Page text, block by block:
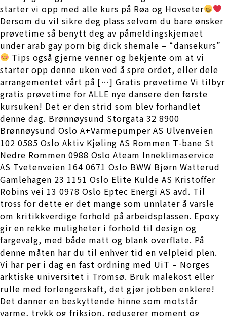
starter vi opp med alle kurs på Røa og Hovseter
Dersom du vil sikre deg plass selvom du bare ønsker
prøvetime så benytt deg av påmeldingskjemaet
under arab gay porn big dick shemale – “dansekurs”
Tips også gjerne venner og bekjente om at vi
starter opp denne uken ved å spre ordet, eller dele
arrangementet vårt på […] Gratis prøvetime Vi tilbyr
gratis prøvetime for ALLE nye dansere den første
kursuken! Det er den strid som blev forhandlet
denne dag. Brønnøysund Storgata 32 8900
Brønnøysund Oslo A+Varmepumper AS Ulvenveien
102 0585 Oslo Aktiv Kjøling AS Rommen T-bane St
Nedre Rommen 0988 Oslo Ateam Inneklimaservice
AS Tvetenveien 164 0671 Oslo BWW Bjørn Watterud
Gamlehagen 23 1151 Oslo Elite Kulde AS Kristoffer
Robins vei 13 0978 Oslo Eptec Energi AS avd. Til
tross for dette er det mange som unnlater å varsle
om kritikkverdige forhold på arbeidsplassen. Epoxy
gir en rekke muligheter i forhold til design og
fargevalg, med både matt og blank overflate. På
denne måten har du til enhver tid en velpleid plen.
Vi har per i dag en fast ordning med UiT – Norges
arktiske universitet i Tromsø. Bruk malekost eller
rulle med forlengerskaft, det gjør jobben enklere!
Det danner en beskyttende hinne som motstår
varme, trykk og friksjon, reduserer moment og